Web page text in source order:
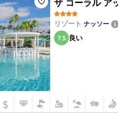
ザ コーラル ア
リゾート ナッソー
7.5 良い
$